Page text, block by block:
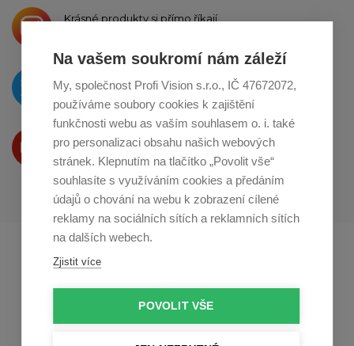
Na vašem soukromí nám záleží
My, společnost Profi Vision s.r.o., IČ 47672072,
používáme soubory cookies k zajištění
funkčnosti webu as vaším souhlasem o. i. také
pro personalizaci obsahu našich webových
stránek. Klepnutím na tlačítko „Povolit vše“
souhlasíte s využíváním cookies a předáním
údajů o chování na webu k zobrazení cílené
reklamy na sociálních sítích a reklamních sítích
na dalších webech.
Zjistit více
POVOLIT VŠE
Krásné produkty si přímo říkají
O novinkách píšeme
naTwitteru
Produkty Vám představujeme
na Youtube
Profikuchar.sk